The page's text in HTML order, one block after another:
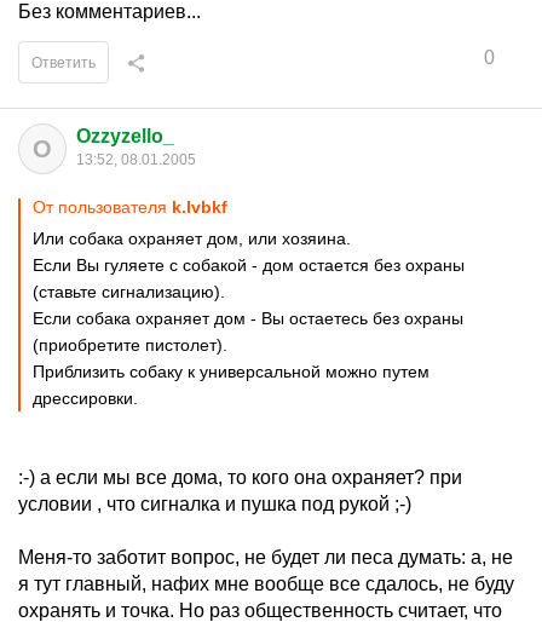
Без комментариев...
0
Ответить
O Ozzyzello_
13:52, 08.01.2005
От пользователя k.lvbkf
Или собака охраняет дом, или хозяина.
Если Вы гуляете с собакой - дом остается без охраны
(ставьте сигнализацию).
Если собака охраняет дом - Вы остаетесь без охраны
(приобретите пистолет).
Приблизить собаку к универсальной можно путем
дрессировки.
:-) а если мы все дома, то кого она охраняет? при
условии , что сигналка и пушка под рукой ;-)
Меня-то заботит вопрос, не будет ли песа думать: а, не
я тут главный, нафих мне вообще все сдалось, не буду
охранять и точка. Но раз общественность считает, что